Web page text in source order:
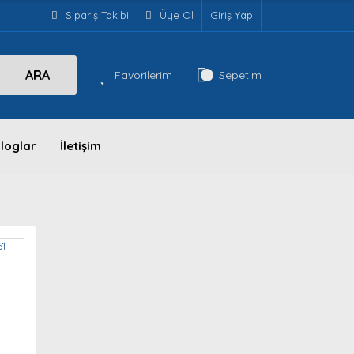
Sipariş Takibi Üye Ol Giriş Yap
ARA Favorilerim Sepetim
İletişim